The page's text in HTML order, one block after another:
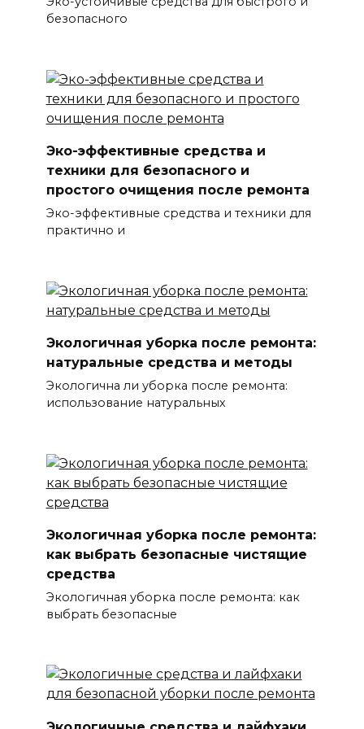
безопасного
Эко-эффективные средства и
техники для безопасного и
простого очищения после ремонта
Эко-эффективные средства и техники для
практично и
Экологичная уборка после ремонта:
натуральные средства и методы
Экологична ли уборка после ремонта:
использование натуральных
Экологичная уборка после ремонта:
как выбрать безопасные чистящие
средства
Экологичная уборка после ремонта: как
выбрать безопасные